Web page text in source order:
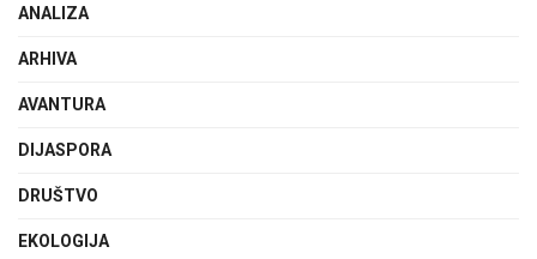
ANALIZA
ARHIVA
AVANTURA
DIJASPORA
DRUŠTVO
EKOLOGIJA